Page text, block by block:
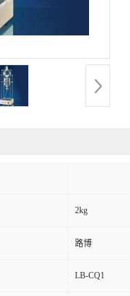
2kg
路博
LB-CQ1